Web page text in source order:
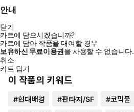
안내
닫기
카트에 담으시겠습니까?
카트에 담아 작품을 대여할 경우
보유하신 무료이용권을 사용할 수 없습니다.
취소
카트 담기
이 작품의 키워드
#현대배경 #판타지/SF #코믹물